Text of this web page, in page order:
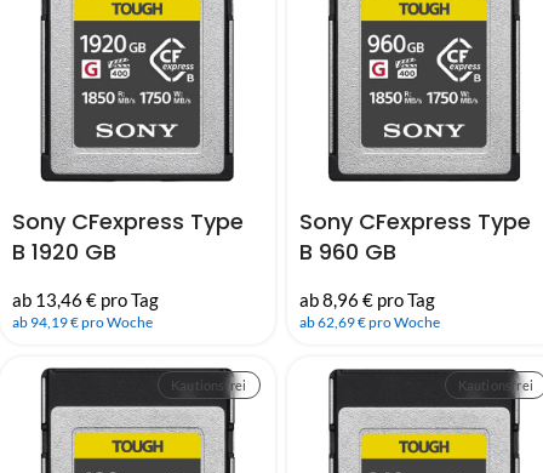
Sony CFexpress Type
B 1920 GB
CEB-G
ab 13,46 € pro Tag
ab 94,19 € pro Woche
Sony CFexpress Type
B 960 GB
CEB-G
ab 8,96 € pro Tag
ab 62,69 € pro Woche
Kautionsfrei Kautionsfrei